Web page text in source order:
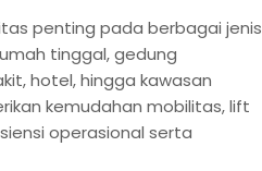
penting pada berbagai jenis
tinggal, gedung
hotel, hingga kawasan
kemudahan mobilitas, lift
operasional serta